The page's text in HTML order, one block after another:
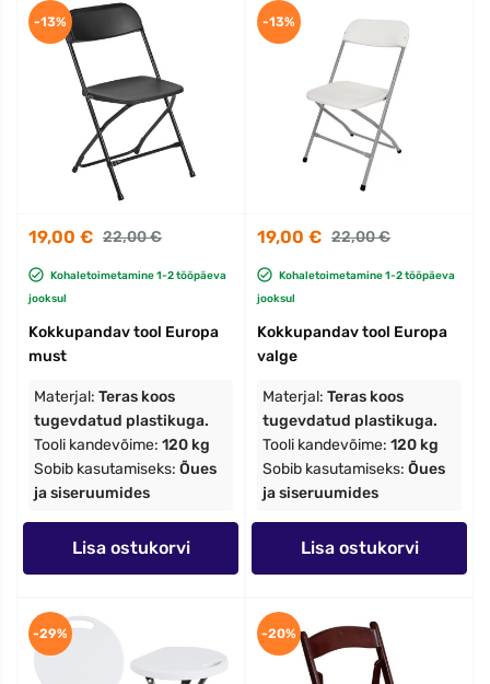
19,00 € 22,00 €
Kohaletoimetamine 1-2 tööpäeva
jooksul
Kokkupandav tool Europa
must
Materjal: Teras koos
tugevdatud plastikuga.
Tooli kandevõime: 120 kg
Sobib kasutamiseks: Õues
ja siseruumides
Lisa ostukorvi
-13%
19,00 € 22,00 €
Kohaletoimetamine 1-2 tööpäeva
jooksul
Kokkupandav tool Europa
valge
Materjal: Teras koos
tugevdatud plastikuga.
Tooli kandevõime: 120 kg
Sobib kasutamiseks: Õues
ja siseruumides
Lisa ostukorvi
-13%
-29% -20%